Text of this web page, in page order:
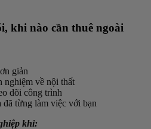
khi nào cần thuê ngoài
giản
nghiệm về nội thất
dõi công trình
từng làm việc với bạn
khi: